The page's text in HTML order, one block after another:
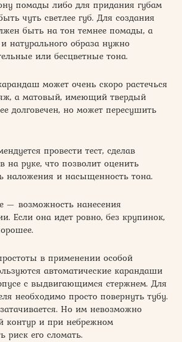
помады либо для придания губам
чуть светлее губ. Для создания
быть на тон темнее помады, а
и натурального образа нужно
или бесцветные тона.
может очень скоро растечься
а матовый, имеющий твердый
долговечен, но может пересушить
провести тест, сделав
на руке, что позволит оценить
наложения и насыщенность тона.
— возможность нанесения
Если она идет ровно, без крупинок,
в применении особой
автоматические карандаши
с выдвигающимся стержнем. Для
необходимо просто повернуть тубу.
Но им невозможно
контур и при небрежном
риск его сломать.